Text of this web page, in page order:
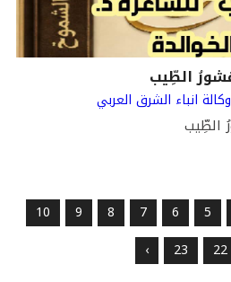
وكالة انباء الشرق العربي
5
6
7
8
9
10
22
23
›